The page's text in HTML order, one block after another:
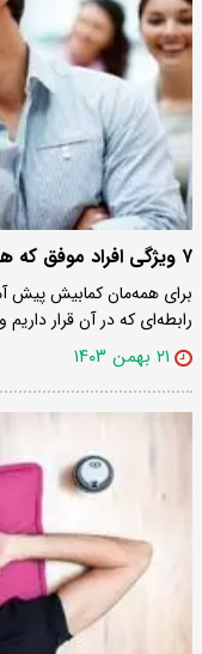
۷ ویژگی افراد موفق که هیچ گاه به کمتر از لیاقتشان قانع نمی‌شوند
برای همه‌مان کمابیش پیش
رابطه‌ای که در آن قرار
۲۱ بهمن ۱۴۰۳